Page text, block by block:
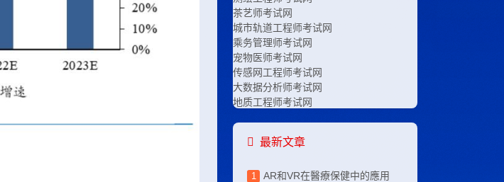
茶艺师考试网
城市轨道工程师考试网
乘务管理师考试网
宠物医师考试网
传感网工程师考试网
大数据分析师考试网
地质工程师考试网
电子竞技师考试网
服装设计师考试网
最新文章
AR和VR在醫療保健中的應用